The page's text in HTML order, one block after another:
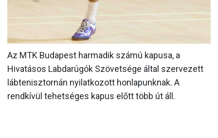
Az MTK Budapest harmadik számú kapusa, a
Hivatásos Labdarúgók Szövetsége által szervezett
lábtenisztornán nyilatkozott honlapunknak. A
rendkívül tehetséges kapus előtt több út áll.